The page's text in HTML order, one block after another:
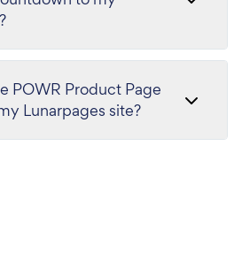
POWR Product Page
Lunarpages site?